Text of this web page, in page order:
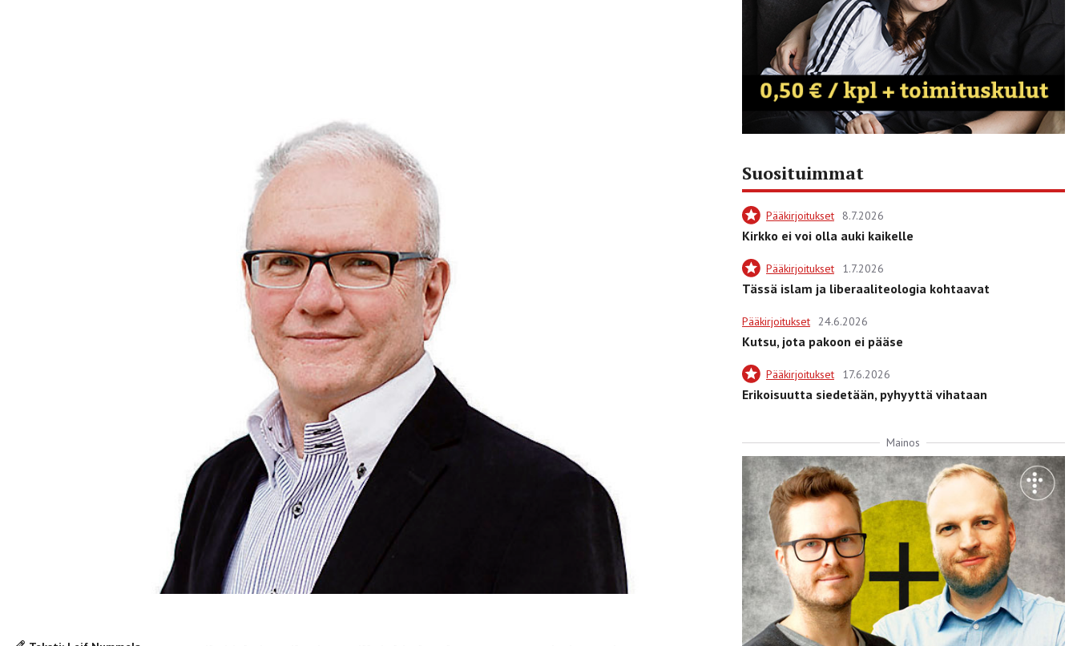
Suosituimmat
Pääkirjoitukset 8.7.2026
Kirkko ei voi olla auki kaikelle
Pääkirjoitukset 1.7.2026
Tässä islam ja liberaaliteologia kohtaavat
Pääkirjoitukset 24.6.2026
Kutsu, jota pakoon ei pääse
Pääkirjoitukset 17.6.2026
Erikoisuutta siedetään, pyhyyttä vihataan
Mainos